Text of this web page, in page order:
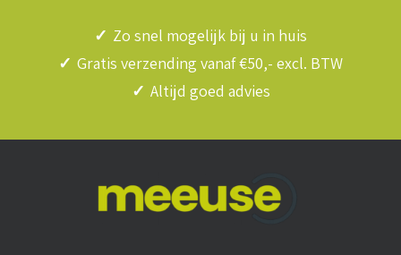
✓ Zo snel mogelijk bij u in huis
✓ Gratis verzending vanaf €50,- excl. BTW
✓ Altijd goed advies